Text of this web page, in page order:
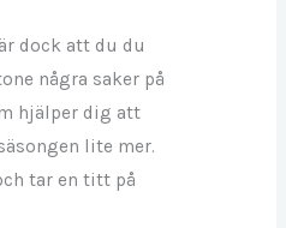
dock att du du
några saker på
hjälper dig att
lite mer.
tar en titt på